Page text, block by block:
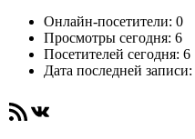
Онлайн-посетители: 0
Просмотры сегодня: 6
Посетителей сегодня: 6
Дата последней записи:
RSS-лентаВКонтакте